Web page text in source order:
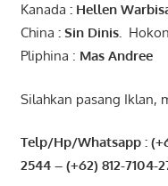
Kanada : Hellen
China : Sin Dinis.
Pliphina : Mas Andree
Silahkan pasang Iklan,
Telp/Hp/Whatsapp :
2544– (+62) 812-7104-